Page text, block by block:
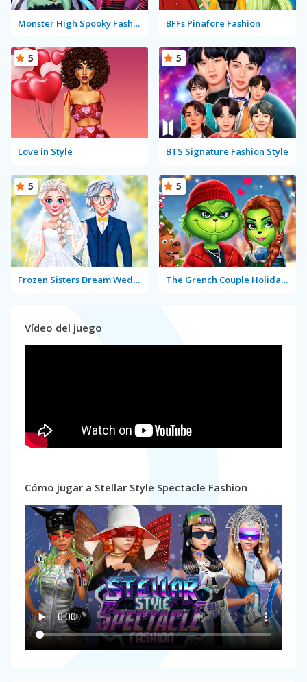
Monster High Spooky Fashion BFFs Pinafore Fashion
Love in Style
5
BTS Signature Fashion Style
5
Frozen Sisters Dream Wedding
5
The Grench Couple Holiday Dress Up
5
Vídeo del juego
Cómo jugar a Stellar Style Spectacle Fashion